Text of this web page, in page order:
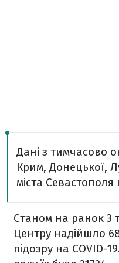
Дані з тимчасово
Крим, Донецької,
міста Севастополя
Станом на ранок 3
Центру надійшло
підозру на COVID-